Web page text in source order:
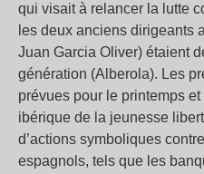
qui visait à relancer la lutte
les deux anciens dirigeants
Juan Garcia Oliver) étaient
génération (Alberola). Les
prévues pour le printemps
ibérique de la jeunesse
d’actions symboliques
espagnols, tels que les